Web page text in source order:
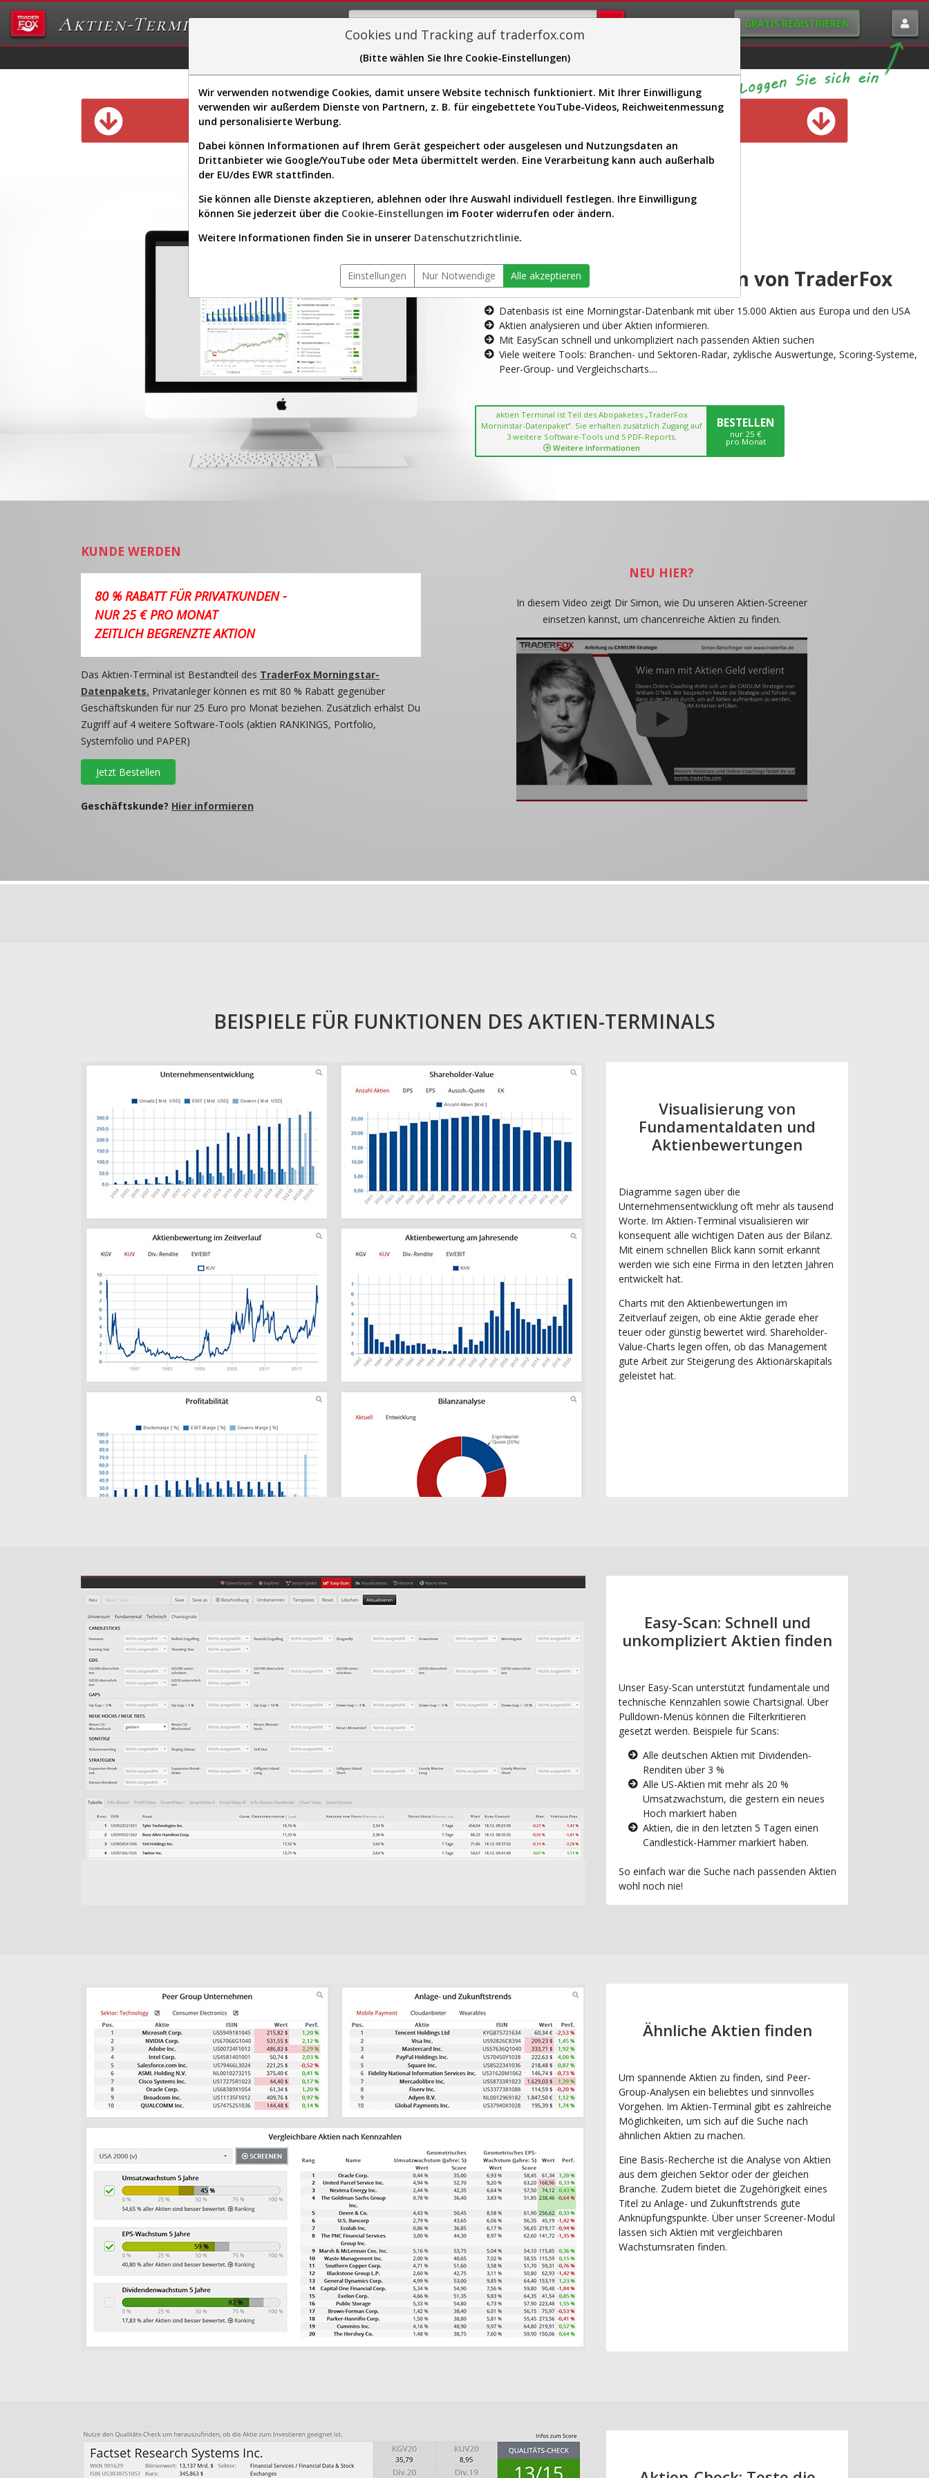
Aktien-Terminal GRATIS REGISTRIEREN
Sector-Spider Easy-Scan Visualizations
Diese Funktion ist nur für Premium-Kunden verfügbar
AKTIEN-TERMINAL
Die Aktienanalyse-Plattform von TraderFox
Datenbasis ist eine Morningstar-Datenbank mit über 15.000 Aktien aus Europa und den USA
Aktien analysieren und über Aktien informieren.
Mit EasyScan schnell und unkompliziert nach passenden Aktien suchen
Viele weitere Tools: Branchen- und Sektoren-Radar, zyklische Auswertunge, Scoring-Systeme,
Peer-Group- und Vergleichscharts....
aktien Terminal ist Teil des Abopaketes „TraderFox
Morninstar-Datenpaket“. Sie erhalten zusätzlich Zugang auf
3 weitere Software-Tools und 5 PDF-Reports.
Weitere Informationen
BESTELLEN
nur 25 €
pro Monat
KUNDE WERDEN
80 % RABATT FÜR PRIVATKUNDEN -
NUR 25 € PRO MONAT
ZEITLICH BEGRENZTE AKTION
Das Aktien-Terminal ist Bestandteil des TraderFox Morningstar-
Datenpakets. Privatanleger können es mit 80 % Rabatt gegenüber
Geschäftskunden für nur 25 Euro pro Monat beziehen. Zusätzlich erhälst Du
Zugriff auf 4 weitere Software-Tools (aktien RANKINGS, Portfolio,
Systemfolio und PAPER)
Jetzt Bestellen
Geschäftskunde? Hier informieren
NEU HIER?
In diesem Video zeigt Dir Simon, wie Du unseren Aktien-Screener
einsetzen kannst, um chancenreiche Aktien zu finden.
BEISPIELE FÜR FUNKTIONEN DES AKTIEN-TERMINALS
Visualisierung von
Fundamentaldaten und
Aktienbewertungen
Diagramme sagen über die
Unternehmensentwicklung oft mehr als tausend
Worte. Im Aktien-Terminal visualisieren wir
konsequent alle wichtigen Daten aus der Bilanz.
Mit einem schnellen Blick kann somit erkannt
werden wie sich eine Firma in den letzten Jahren
entwickelt hat.
Charts mit den Aktienbewertungen im
Zeitverlauf zeigen, ob eine Aktie gerade eher
teuer oder günstig bewertet wird. Shareholder-
Value-Charts legen offen, ob das Management
gute Arbeit zur Steigerung des Aktionärskapitals
geleistet hat.
Easy-Scan: Schnell und
unkompliziert Aktien finden
Unser Easy-Scan unterstützt fundamentale und
technische Kennzahlen sowie Chartsignal. Über
Pulldown-Menüs können die Filterkritieren
gesetzt werden. Beispiele für Scans:
Alle deutschen Aktien mit Dividenden-
Renditen über 3 %
Alle US-Aktien mit mehr als 20 %
Umsatzwachstum, die gestern ein neues
Hoch markiert haben
Aktien, die in den letzten 5 Tagen einen
Candlestick-Hammer markiert haben.
So einfach war die Suche nach passenden Aktien
wohl noch nie!
Ähnliche Aktien finden
Um spannende Aktien zu finden, sind Peer-
Group-Analysen ein beliebtes und sinnvolles
Vorgehen. Im Aktien-Terminal gibt es zahlreiche
Möglichkeiten, um sich auf die Suche nach
ähnlichen Aktien zu machen.
Eine Basis-Recherche ist die Analyse von Aktien
aus dem gleichen Sektor oder der gleichen
Branche. Zudem bietet die Zugehörigkeit eines
Titel zu Anlage- und Zukunftstrends gute
Anknüpfungspunkte. Über unser Screener-Modul
lassen sich Aktien mit vergleichbaren
Wachstumsraten finden.
Cookies und Tracking auf traderfox.com
(Bitte wählen Sie Ihre Cookie-Einstellungen)
Wir verwenden notwendige Cookies, damit unsere Website technisch funktioniert. Mit Ihrer Einwilligung
verwenden wir außerdem Dienste von Partnern, z. B. für eingebettete YouTube-Videos, Reichweitenmessung
und personalisierte Werbung.
Dabei können Informationen auf Ihrem Gerät gespeichert oder ausgelesen und Nutzungsdaten an
Drittanbieter wie Google/YouTube oder Meta übermittelt werden. Eine Verarbeitung kann auch außerhalb
der EU/des EWR stattfinden.
Sie können alle Dienste akzeptieren, ablehnen oder Ihre Auswahl individuell festlegen. Ihre Einwilligung
können Sie jederzeit über die Cookie-Einstellungen im Footer widerrufen oder ändern.
Weitere Informationen finden Sie in unserer Datenschutzrichtlinie.
Einstellungen Nur Notwendige Alle akzeptieren